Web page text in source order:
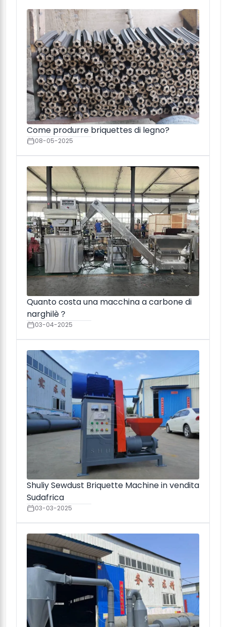
Come produrre briquettes di legno?
08-05-2025
Quanto costa una macchina a carbone di
narghilè？
03-04-2025
Shuliy Sewdust Briquette Machine in vendita
Sudafrica
03-03-2025